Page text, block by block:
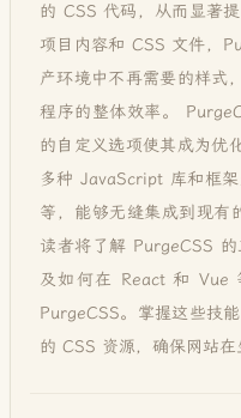
的 CSS 代码，从而显著
项目内容和 CSS 文件，
产环境中不再需要的样式
程序的整体效率。
的自定义选项使其成为优
多种 JavaScript 库和框
等，能够无缝集成到现有
读者将了解 PurgeCSS
及如何在 React 和 Vue
PurgeCSS。掌握这些技
的 CSS 资源，确保网站